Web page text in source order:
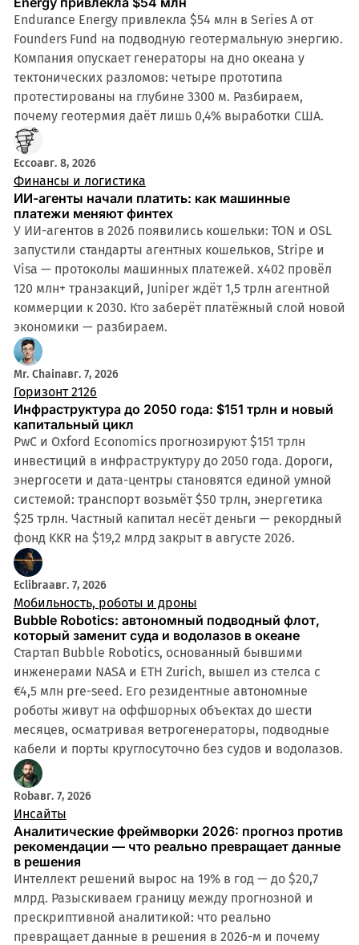
Endurance Energy привлекла $54 млн в Series A от
Founders Fund на подводную геотермальную энергию.
Компания опускает генераторы на дно океана у
тектонических разломов: четыре прототипа
протестированы на глубине 3300 м. Разбираем,
почему геотермия даёт лишь 0,4% выработки США.
Eccoавг. 8, 2026
Финансы и логистика
ИИ-агенты начали платить: как машинные
платежи меняют финтех
У ИИ-агентов в 2026 появились кошельки: TON и OSL
запустили стандарты агентных кошельков, Stripe и
Visa — протоколы машинных платежей. x402 провёл
120 млн+ транзакций, Juniper ждёт 1,5 трлн агентной
коммерции к 2030. Кто заберёт платёжный слой новой
экономики — разбираем.
Mr. Chainавг. 7, 2026
Горизонт 2126
Инфраструктура до 2050 года: $151 трлн и новый
капитальный цикл
PwC и Oxford Economics прогнозируют $151 трлн
инвестиций в инфраструктуру до 2050 года. Дороги,
энергосети и дата-центры становятся единой умной
системой: транспорт возьмёт $50 трлн, энергетика
$25 трлн. Частный капитал несёт деньги — рекордный
фонд KKR на $19,2 млрд закрыт в августе 2026.
Eclibraавг. 7, 2026
Мобильность, роботы и дроны
Bubble Robotics: автономный подводный флот,
который заменит суда и водолазов в океане
Стартап Bubble Robotics, основанный бывшими
инженерами NASA и ETH Zurich, вышел из стелса с
€4,5 млн pre-seed. Его резидентные автономные
роботы живут на оффшорных объектах до шести
месяцев, осматривая ветрогенераторы, подводные
кабели и порты круглосуточно без судов и водолазов.
Robавг. 7, 2026
Инсайты
Аналитические фреймворки 2026: прогноз против
рекомендации — что реально превращает данные
в решения
Интеллект решений вырос на 19% в год — до $20,7
млрд. Разыскиваем границу между прогнозной и
прескриптивной аналитикой: что реально
превращает данные в решения в 2026-м и почему